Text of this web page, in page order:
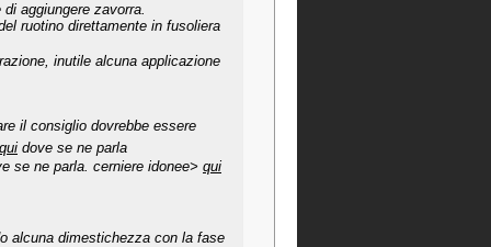
aggiungere zavorra.
ruotino direttamente in fusoliera
inutile alcuna applicazione
il consiglio dovrebbe essere
qui dove se ne parla
se ne parla. cerniere idonee> qui
alcuna dimestichezza con la fase